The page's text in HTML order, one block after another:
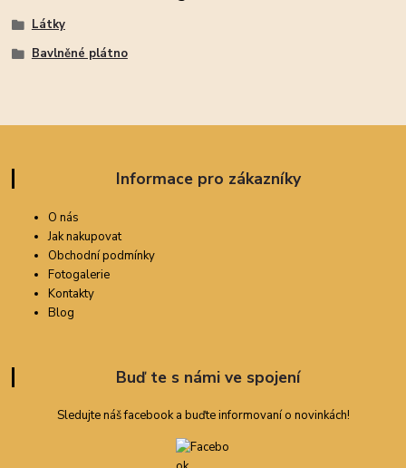
Látky
Bavlněné plátno
Informace pro zákazníky
O nás
Jak nakupovat
Obchodní podmínky
Fotogalerie
Kontakty
Blog
Buď te s námi ve spojení
Sledujte náš facebook a buďte informovaní o novinkách!